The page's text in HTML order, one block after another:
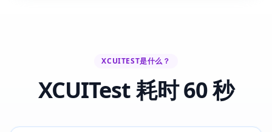
XCUITEST是什么？
XCUITest 耗时 60 秒